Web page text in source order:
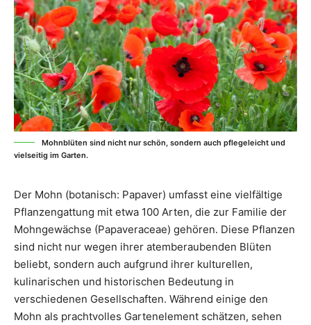
Mohnblüten sind nicht nur schön, sondern auch pflegeleicht und
vielseitig im Garten.
Der Mohn (botanisch: Papaver) umfasst eine vielfältige
Pflanzengattung mit etwa 100 Arten, die zur Familie der
Mohngewächse (Papaveraceae) gehören. Diese Pflanzen
sind nicht nur wegen ihrer atemberaubenden Blüten
beliebt, sondern auch aufgrund ihrer kulturellen,
kulinarischen und historischen Bedeutung in
verschiedenen Gesellschaften. Während einige den
Mohn als prachtvolles Gartenelement schätzen, sehen